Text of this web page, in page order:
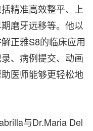
精准高效整平、上
磨牙远移等。他以
正雅S8的临床应用
、病例提交、动画
医师能够更轻松地
与Dr.Maria Del